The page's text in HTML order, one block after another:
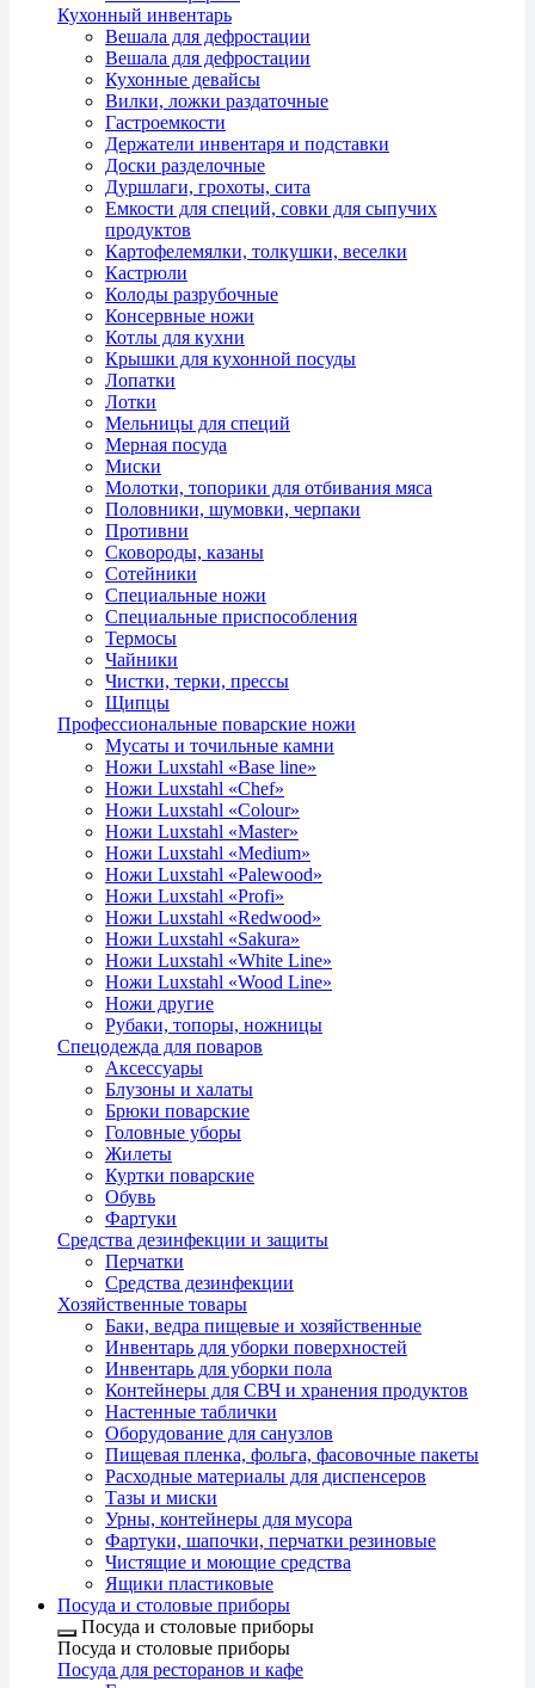
Кухонный инвентарь
Вешала для дефростации
Вешала для дефростации
Кухонные девайсы
Вилки, ложки раздаточные
Гастроемкости
Держатели инвентаря и подставки
Доски разделочные
Дуршлаги, грохоты, сита
Емкости для специй, совки для сыпучих
продуктов
Картофелемялки, толкушки, веселки
Кастрюли
Колоды разрубочные
Консервные ножи
Котлы для кухни
Крышки для кухонной посуды
Лопатки
Лотки
Мельницы для специй
Мерная посуда
Миски
Молотки, топорики для отбивания мяса
Половники, шумовки, черпаки
Противни
Сковороды, казаны
Сотейники
Специальные ножи
Специальные приспособления
Термосы
Чайники
Чистки, терки, прессы
Щипцы
Профессиональные поварские ножи
Мусаты и точильные камни
Ножи Luxstahl «Base line»
Ножи Luxstahl «Chef»
Ножи Luxstahl «Colour»
Ножи Luxstahl «Master»
Ножи Luxstahl «Medium»
Ножи Luxstahl «Palewood»
Ножи Luxstahl «Profi»
Ножи Luxstahl «Redwood»
Ножи Luxstahl «Sakura»
Ножи Luxstahl «White Line»
Ножи Luxstahl «Wood Line»
Ножи другие
Рубаки, топоры, ножницы
Спецодежда для поваров
Аксессуары
Блузоны и халаты
Брюки поварские
Головные уборы
Жилеты
Куртки поварские
Обувь
Фартуки
Средства дезинфекции и защиты
Перчатки
Средства дезинфекции
Хозяйственные товары
Баки, ведра пищевые и хозяйственные
Инвентарь для уборки поверхностей
Инвентарь для уборки пола
Контейнеры для СВЧ и хранения продуктов
Настенные таблички
Оборудование для санузлов
Пищевая пленка, фольга, фасовочные пакеты
Расходные материалы для диспенсеров
Тазы и миски
Урны, контейнеры для мусора
Фартуки, шапочки, перчатки резиновые
Чистящие и моющие средства
Ящики пластиковые
Посуда и столовые приборы
Посуда и столовые приборы
Посуда и столовые приборы
Посуда для ресторанов и кафе